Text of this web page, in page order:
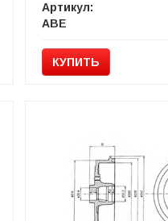
Артикул:
ABE
КУПИТЬ